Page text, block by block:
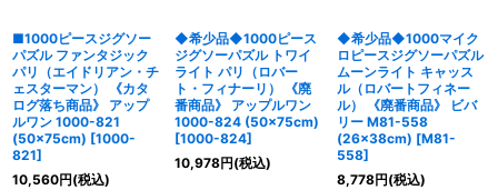
■1000ピースジグソー
パズル ファンタジック
パリ（エイドリアン・チ
ェスターマン） 《カタ
ログ落ち商品》 アップ
ルワン 1000-821
(50×75cm) [1000-
821]
10,560円(税込)
◆希少品◆1000ピース
ジグソーパズル トワイ
ライト パリ（ロバー
ト・フィナーリ） 《廃
番商品》 アップルワン
1000-824 (50×75cm)
[1000-824]
10,978円(税込)
◆希少品◆1000マイク
ロピースジグソーパズル
ムーンライト キャッス
ル（ロバートフィネー
ル） 《廃番商品》 ビバ
リー M81-558
(26×38cm) [M81-
558]
8,778円(税込)